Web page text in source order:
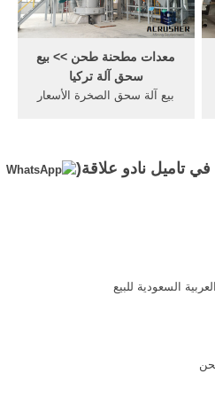
من
معدات مطحنة طحن >> بيع
سحق آلة تركيا
بيع آلة سحق الصخرة الأسعار
يحتوي علي مغذي هزاز وكسارة
السعودية للبيع